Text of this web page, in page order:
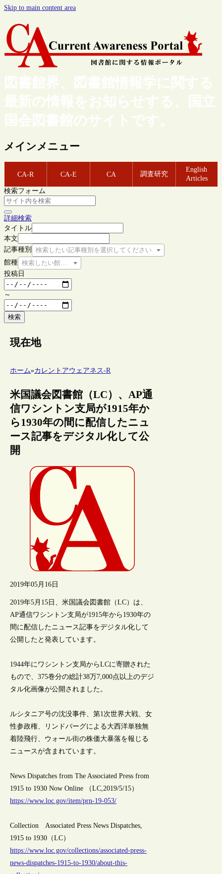
Skip to main content area
図書館界、図書館情報学に関する
最新の情報をお知らせする、国立
国会図書館のサイトです。
メインメニュー
CA-R CA-E CA 調査研究
English
Articles
検索フォーム
詳細検索
タイトル
本文
記事種別
検索したい記事種別を選択してください
館種 検索したい館種を選択してください
投稿日
～
検索
現在地
ホーム»カレントアウェアネス-R
米国議会図書館（LC）、AP通
信ワシントン支局が1915年か
ら1930年の間に配信したニュ
ース記事をデジタル化して公
開
2019年05月16日
2019年5月15日、米国議会図書館（LC）は、
AP通信ワシントン支局が1915年から1930年の
間に配信したニュース記事をデジタル化して
公開したと発表しています。
1944年にワシントン支局からLCに寄贈された
もので、375巻分の総計38万7,000点以上のデジ
タル化画像が公開されました。
ルシタニア号の沈没事件、第1次世界大戦、女
性参政権、リンドバーグによる大西洋単独無
着陸飛行、ウォール街の株価大暴落を報じる
ニュースが含まれています。
News Dispatches from The Associated Press from
1915 to 1930 Now Online （LC,2019/5/15）
https://www.loc.gov/item/prn-19-053/
Collection Associated Press News Dispatches,
1915 to 1930（LC）
https://www.loc.gov/collections/associated-press-
news-dispatches-1915-to-1930/about-this-